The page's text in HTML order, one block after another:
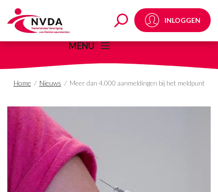
Meer dan 4.000 INLOGGEN
MENU
Home / Nieuws / Meer dan 4.000 aanmeldingen bij het meldpunt